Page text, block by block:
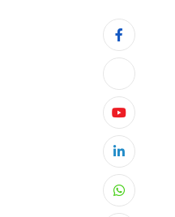
Youtube
LinkedIn
Whatsapp